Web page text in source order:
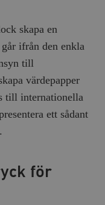
skapa en
ifrån den enkla
till
värdepapper
till internationella
ett sådant
för